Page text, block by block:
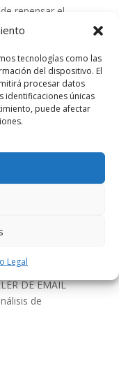
tecnologías como las
del dispositivo. El
procesar datos
identificaciones únicas
puede afectar
Legal
repensar el
|
LEADERSHIP –
en
DE EMAIL
de